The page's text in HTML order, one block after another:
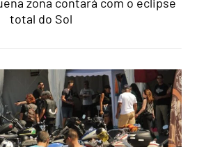
total do Sol